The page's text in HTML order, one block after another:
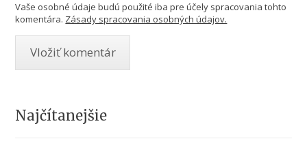
Vaše osobné údaje budú použité iba pre účely spracovania tohto
komentára. Zásady spracovania osobných údajov.
Najčítanejšie